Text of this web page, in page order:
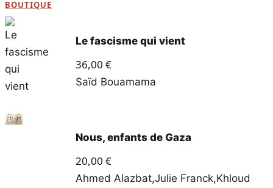
BOUTIQUE
Le fascisme qui vient
36,00 €
Saïd Bouamama
Nous, enfants de Gaza
20,00 €
Ahmed Alazbat,Julie Franck,Khloud